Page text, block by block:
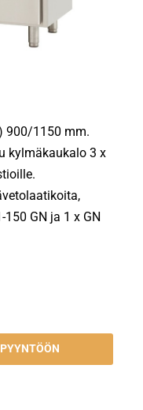
900/1150 mm.
kylmäkaukalo 3 x
GN ja 1 x GN